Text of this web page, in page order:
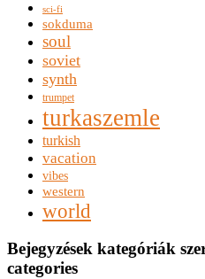
sci-fi
sokduma
soul
soviet
synth
trumpet
turkaszemle
turkish
vacation
vibes
western
world
Bejegyzések kategóriák
categories